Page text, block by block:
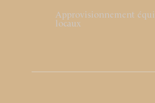
Approvisionnement
locaux